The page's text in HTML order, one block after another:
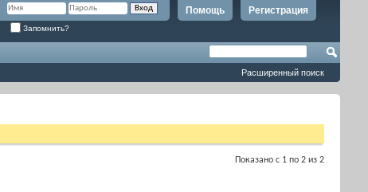
Регистрация
Помощь
Запомнить?
Расширенный поиск
Показано с 1 по 2 из 2